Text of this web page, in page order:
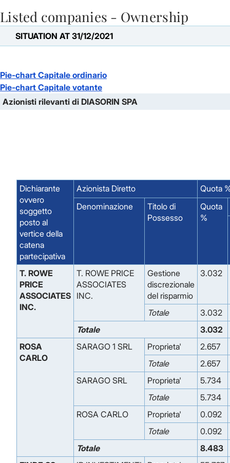
Skip to Main Content
Listed companies - Ownership
SITUATION AT 31/12/2021
Pie-chart Capitale ordinario
Pie-chart Capitale votante
Azionisti rilevanti di DIASORIN SPA
Dichiarante
ovvero
soggetto
posto al
vertice della
catena
partecipativa
Azionista Diretto
Quota
Denominazione
Titolo di
Possesso
Quota
%
T. ROWE
PRICE
ASSOCIATES
INC.
T. ROWE PRICE
ASSOCIATES
INC.
Gestione
discrezionale
del risparmio
3.032
Totale
3.032
Totale
3.032
ROSA
CARLO
SARAGO 1 SRL Proprieta'
2.657
Totale
2.657
SARAGO SRL
Proprieta'
5.734
Totale
5.734
ROSA CARLO
Proprieta'
0.092
Totale
0.092
Totale
8.483